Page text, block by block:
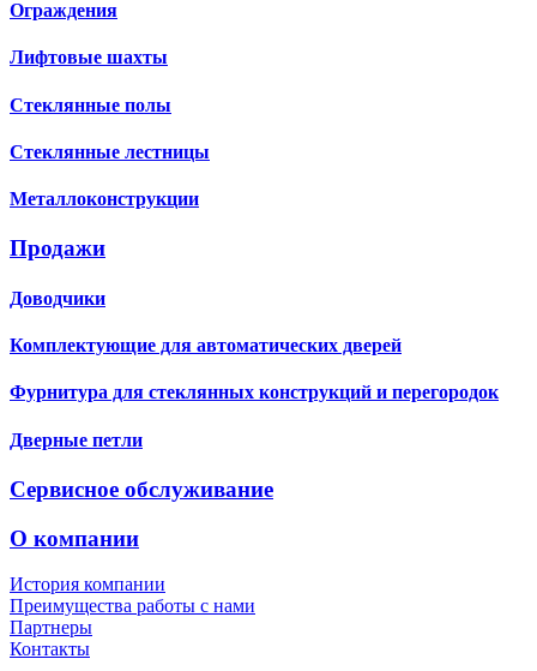
Ограждения
Лифтовые шахты
Стеклянные полы
Стеклянные лестницы
Металлоконструкции
Продажи
Доводчики
Комплектующие для автоматических дверей
Фурнитура для стеклянных конструкций и перегородок
Дверные петли
Сервисное обслуживание
О компании
История компании
Преимущества работы с нами
Партнеры
Контакты